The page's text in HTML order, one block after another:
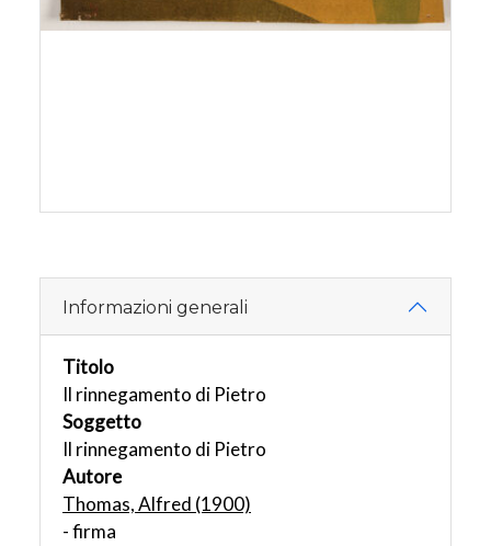
Informazioni generali
Titolo
Il rinnegamento di Pietro
Soggetto
Il rinnegamento di Pietro
Autore
Thomas, Alfred (1900)
- firma